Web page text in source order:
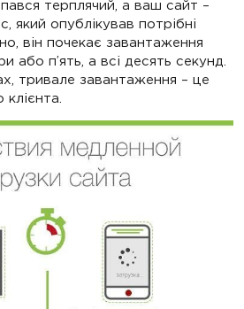
терплячий, а ваш сайт –
який опублікував потрібні
він почекає завантаження
або п’ять, а всі десять секунд.
тривале завантаження – це